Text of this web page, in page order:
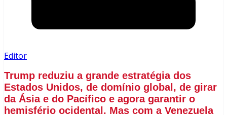
Editor
Trump reduziu a grande estratégia dos
Estados Unidos, de domínio global, de girar
da Ásia e do Pacífico e agora garantir o
hemisfério ocidental. Mas com a Venezuela